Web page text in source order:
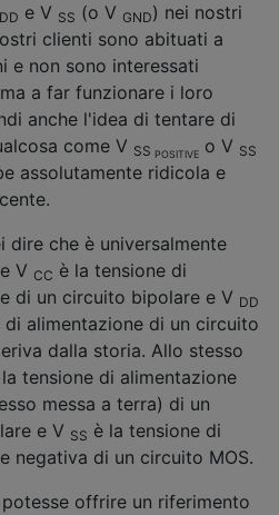
DD e V SS (o V GND) nei nostri
clienti sono abituati a
e non sono interessati
a far funzionare i loro
anche l'idea di tentare di
come V SS POSITIVE o V SS
assolutamente ridicola e
dire che è universalmente
V CC è la tensione di
di un circuito bipolare e V DD
di alimentazione di un circuito
dalla storia. Allo stesso
tensione di alimentazione
messa a terra) di un
e V SS è la tensione di
negativa di un circuito MOS.
offrire un riferimento